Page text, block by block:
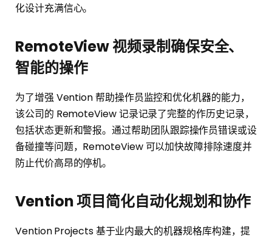
化设计充满信心。
RemoteView 视频录制确保安全、
智能的操作
为了增强 Vention 帮助操作员监控和优化机器的能力，
该公司的 RemoteView 记录记录了完整的作历史记录，
包括状态更新和警报。通过帮助团队跟踪操作员错误或设
备碰撞等问题，RemoteView 可以加快故障排除速度并
防止代价高昂的停机。
Vention 项目简化自动化规划和协作
Vention Projects 基于业内最大的机器规格库构建，提